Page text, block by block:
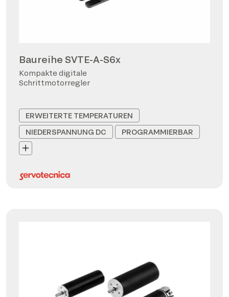
Baureihe SVTE-A-S6x
Kompakte digitale
Schrittmotorregler
ERWEITERTE TEMPERATUREN
NIEDERSPANNUNG DC
PROGRAMMIERBAR